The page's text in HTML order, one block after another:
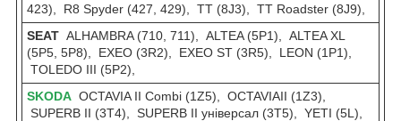
423), R8 Spyder (427, 429), TT (8J3), TT Roadster (8J9),
SEAT ALHAMBRA (710, 711), ALTEA (5P1), ALTEA XL
(5P5, 5P8), EXEO (3R2), EXEO ST (3R5), LEON (1P1),
TOLEDO III (5P2),
SKODA OCTAVIA II Combi (1Z5), OCTAVIAII (1Z3),
SUPERB II (3T4), SUPERB II універсал (3T5), YETI (5L),